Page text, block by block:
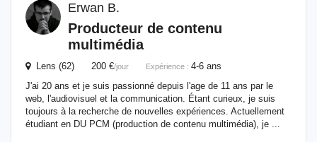
Erwan B.
Producteur de contenu
multimédia
Lens (62) 200 €/jour Expérience : 4-6 ans
J'ai 20 ans et je suis passionné depuis l'age de 11 ans par le
web, l'audiovisuel et la communication. Étant curieux, je suis
toujours à la recherche de nouvelles expériences. Actuellement
étudiant en DU PCM (production de contenu multimédia), je ...